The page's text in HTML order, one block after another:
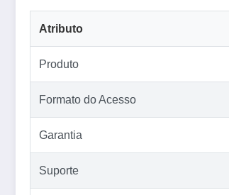
Atributo
Produto
Formato do Acesso
Garantia
Suporte